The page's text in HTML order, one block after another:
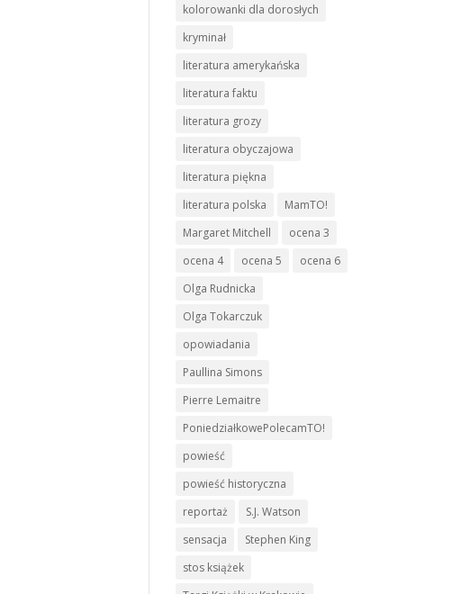
kolorowanki dla dorosłych
kryminał
literatura amerykańska
literatura faktu
literatura grozy
literatura obyczajowa
literatura piękna
literatura polska
MamTO!
Margaret Mitchell
ocena 3
ocena 4
ocena 5
ocena 6
Olga Rudnicka
Olga Tokarczuk
opowiadania
Paullina Simons
Pierre Lemaitre
PoniedziałkowePolecamTO!
powieść
powieść historyczna
reportaż
S.J. Watson
sensacja
Stephen King
stos książek